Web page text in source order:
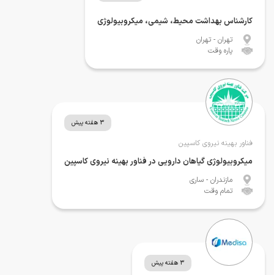
کارشناس بهداشت محیط، شیمی، میکروبیولوژی
تهران - تهران
پاره وقت
3 هفته پیش
فناور بهینه نیروی کاسپین
میکروبیولوژی گیاهان دارویی در فناور بهینه نیروی کاسپین
مازندران - ساری
تمام وقت
3 هفته پیش